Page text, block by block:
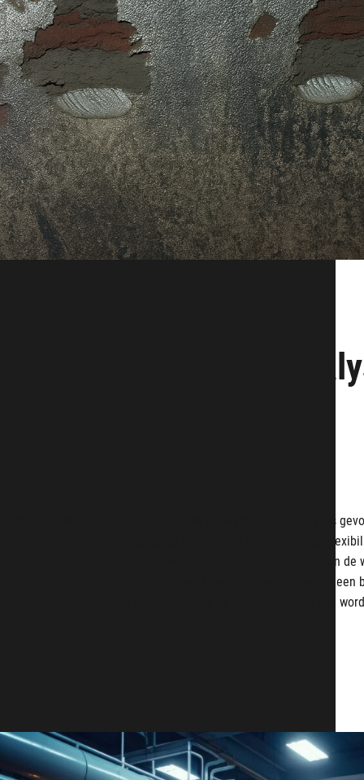
Kruip/
De pigtails in een ammoniakfabriek bezwijken regelmatig als
kruip/vermoeiing. Het grootste probleem is het gebrek aan
eindige elementenmethode wordt bepaald wat de invloed van de
pigtail is op de levensduur. Op basis van deze analyse wordt een
gemaakt waardoor de levensduur van de pigtail verlengd kan